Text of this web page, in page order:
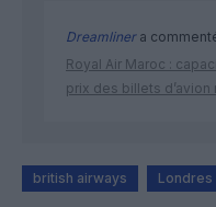
Dreamlinera
Royal Air Maroc :
prix des billets
british airways Londres